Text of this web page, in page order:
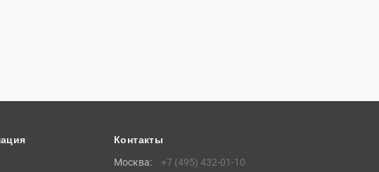
Контакты
Москва:
+7 (495) 432-01-10